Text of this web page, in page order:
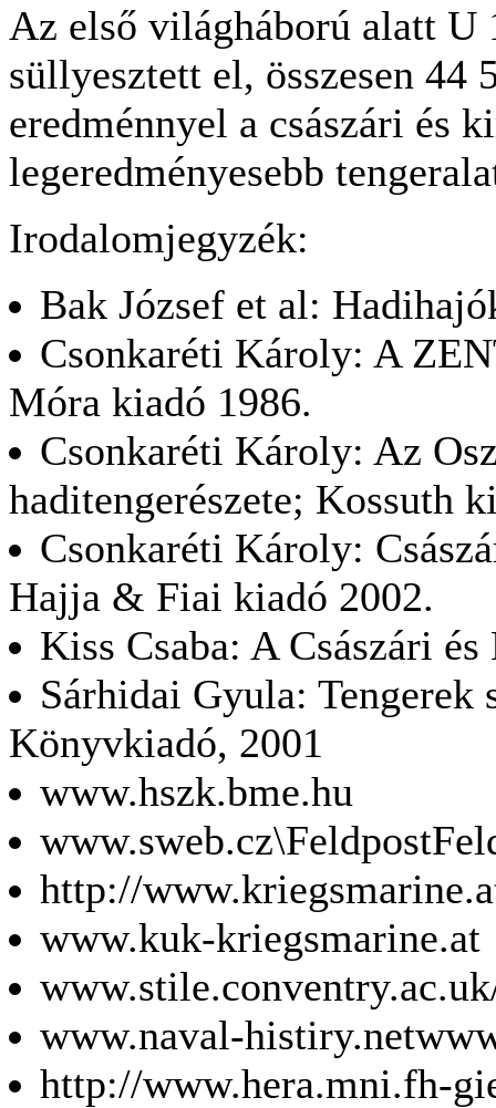
Az első világháború alatt U
süllyesztett el, összesen 44
eredménnyel a császári és
legeredményesebb
Irodalomjegyzék:
Bak József et al:
Csonkaréti Károly: A
Móra kiadó 1986.
Csonkaréti Károly: Az
haditengerészete; Kossuth
Csonkaréti Károly:
Hajja & Fiai kiadó 2002.
Kiss Csaba: A Császári
Sárhidai Gyula: Tengerek
Könyvkiadó, 2001
www.hszk.bme.hu
http://
www.kuk-kriegsmarine.at
www.naval-
http://www.hera.mni.fh-